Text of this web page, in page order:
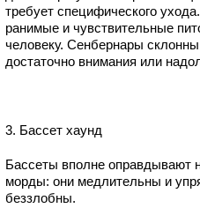
требует специфического
ранимые и чувствительные
человеку. Сенбернары
достаточно внимания или
3. Бассет хаунд
Бассеты вполне оправдывают
морды: они медлительны и
беззлобны.